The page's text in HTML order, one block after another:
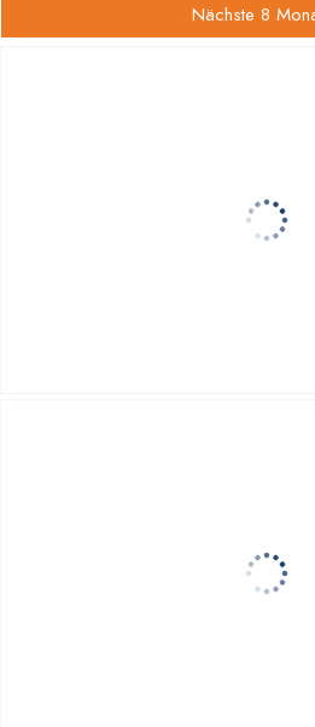
Nächste 8